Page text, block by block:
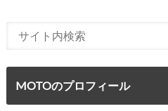
MOTOのプロフィール